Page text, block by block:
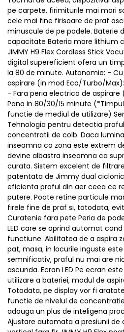
pe carpete, firimiturile mai mari
cele mai fine firisoare de praf
minuscule de pe podele. Baterie
capacitate Bateria mare lithium
JIMMY H9 Flex Cordless Stick
digital supereficient ofera un
la 80 de minute. Autonomie: -
aspirare (in mod Eco/Turbo/
- Fara peria electrica de
Pana in 80/30/15 minute
functie de mediul de utilizare)
Tehnologia pentru detectia
concentratii de colb. Daca lumina
inseamna ca zona este extrem
devine albastra inseamna ca
curata. Sistem excelent de
patentata de Jimmy dual
eficienta praful din aer ceea ce
putere. Poate retine particule
firele fine de praf si, totodata,
Curatenie fara pete Peria de
LED care se aprind automat
functiune. Abilitatea de a aspira
pat, masa, in locurile inguste
semnificativ, praful nu mai are
ascunda. Ecran LED Pe ecran
utilizare a bateriei, modul de
Totodata, pe display vor fi
functie de nivelul de
adauga un plus de inteligena
Ajustare automata a presiunii de